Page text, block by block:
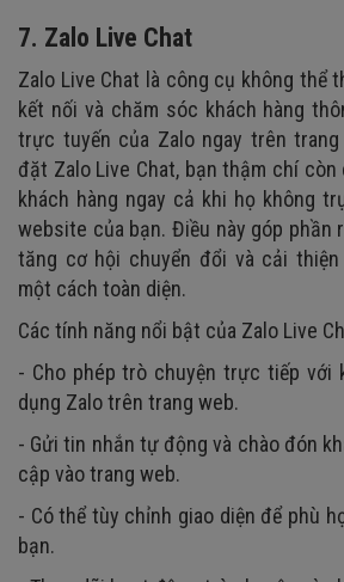
7. Zalo Live Chat
Zalo Live Chat là công cụ không thể
kết nối và chăm sóc khách hàng
trực tuyến của Zalo ngay trên
đặt Zalo Live Chat, bạn thậm chí
khách hàng ngay cả khi họ không
website của bạn. Điều này góp phần
tăng cơ hội chuyển đổi và cải
một cách toàn diện.
Các tính năng nổi bật của Zalo Live
- Cho phép trò chuyện trực tiếp với
dụng Zalo trên trang web.
- Gửi tin nhắn tự động và chào đón
cập vào trang web.
- Có thể tùy chỉnh giao diện để phù
bạn.